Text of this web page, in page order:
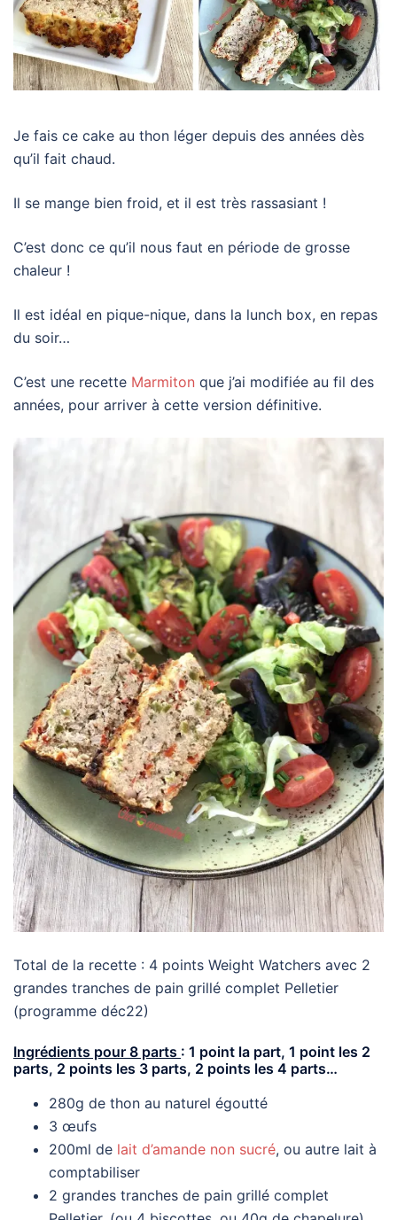
Je fais ce cake au thon léger depuis des années dès
qu’il fait chaud.
Il se mange bien froid, et il est très rassasiant !
C’est donc ce qu’il nous faut en période de grosse
chaleur !
Il est idéal en pique-nique, dans la lunch box, en repas
du soir…
C’est une recette Marmiton que j’ai modifiée au fil des
années, pour arriver à cette version définitive.
Total de la recette : 4 points Weight Watchers avec 2
grandes tranches de pain grillé complet Pelletier
(programme déc22)
Ingrédients pour 8 parts : 1 point la part, 1 point les 2
parts, 2 points les 3 parts, 2 points les 4 parts…
280g de thon au naturel égoutté
3 œufs
200ml de lait d’amande non sucré, ou autre lait à
comptabiliser
2 grandes tranches de pain grillé complet